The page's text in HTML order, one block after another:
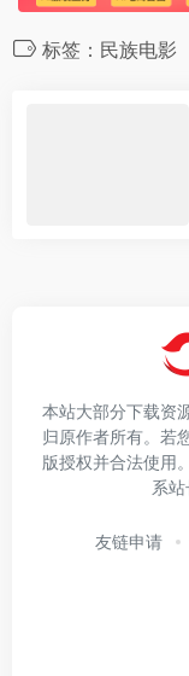
标签：民族电影
本站大部分下载资
归原作者所有。若
版授权并合法使用
系站
友链申请